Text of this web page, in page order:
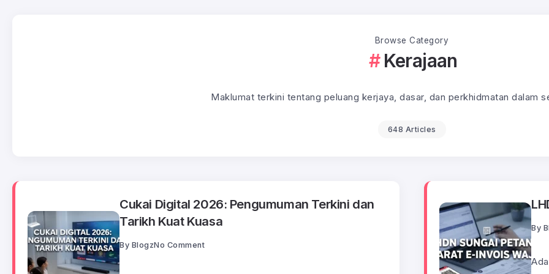
Browse Category
Kerajaan
Maklumat terkini tentang peluang kerjaya, dasar, dan perkhidmatan dalam
648 Articles
Cukai Digital 2026: Pengumuman Terkini dan
Tarikh Kuat Kuasa
By BlogzNo Comment
By